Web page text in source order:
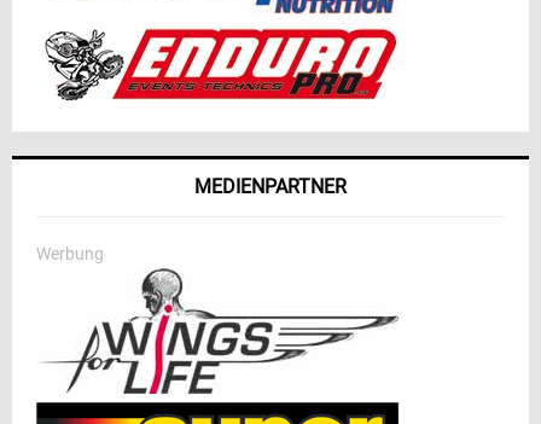
MEDIENPARTNER
Werbung